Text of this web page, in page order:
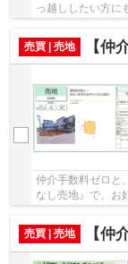
っ越ししたい方に
大切なことは、そ
売買 | 売地
【仲介
仲介手数料ゼロと
なし売地』で、お
売買 | 売地
【仲介